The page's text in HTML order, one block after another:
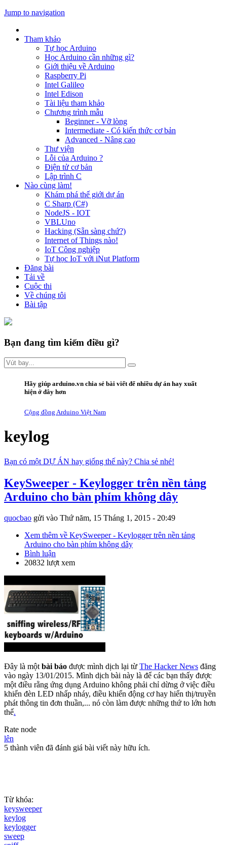
Jump to navigation
Tham khảo
Tự học Arduino
Học Arduino cần những gì?
Giới thiệu về Arduino
Raspberry Pi
Intel Galileo
Intel Edison
Tài liệu tham khảo
Chương trình mẫu
Beginner - Vỡ lòng
Intermediate - Có kiến thức cơ bản
Advanced - Nâng cao
Thư viện
Lỗi của Arduino ?
Điện tử cơ bản
Lập trình C
Nào cùng làm!
Khám phá thế giới dự án
C Sharp (C#)
NodeJS - IOT
VBLUno
Hacking (Sẵn sàng chứ?)
Internet of Things nào!
IoT Công nghiệp
Tự học IoT với iNut Platform
Đăng bài
Tải về
Cuộc thi
Về chúng tôi
Bài tập
Bạn đang tìm kiếm điều gì?
Hãy giúp arduino.vn chia sẻ bài viết để nhiều dự án hay xuất
hiện ở đây hơn
Cộng đồng Arduino Việt Nam
keylog
Bạn có một DỰ ÁN hay giống thế này? Chia sẻ nhé!
KeySweeper - Keylogger trên nền tảng
Arduino cho bàn phím không dây
quocbao gửi vào Thứ năm, 15 Tháng 1, 2015 - 20:49
Xem thêm về KeySweeper - Keylogger trên nền tảng
Arduino cho bàn phím không dây
Bình luận
20832 lượt xem
Đây là mộtbài báo được mình dịch lại từ The Hacker News đăng
vào ngày 13/01/2015. Mình dịch bài này là để các bạn thấy được
một điều rằng ứng dụng Arduino không phải chỉ dừng ở việc điều
khiển đèn LED nhấp nháy, điều khiển động cơ hay hiển thị/truyền
phát thông tin đơn thuần,... nó còn làm được những thứ to lớn hơn
thế.
Rate node
lên
5 thành viên đã đánh giá bài viết này hữu ích.
Từ khóa:
keysweeper
keylog
keylogger
sweep